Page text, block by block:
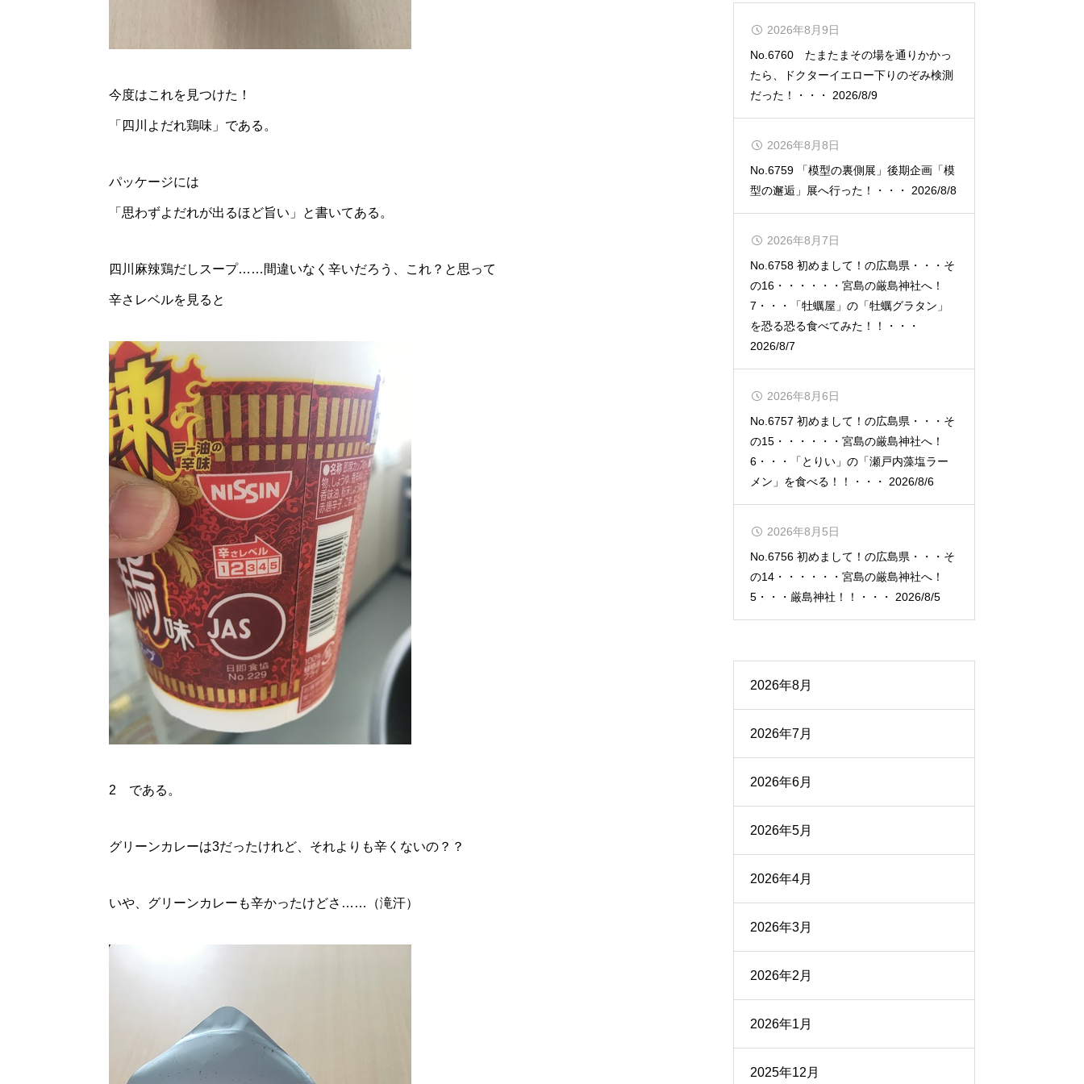
今度はこれを見つけた！
「四川よだれ鶏味」である。
パッケージには
「思わずよだれが出るほど旨い」と書いてある。
四川麻辣鶏だしスープ……間違いなく辛いだろう、これ？と思って
辛さレベルを見ると
2 である。
グリーンカレーは3だったけれど、それよりも辛くないの？？
いや、グリーンカレーも辛かったけどさ……（滝汗）
No.6760 たまたまその場を通りかかっ
たら、ドクターイエロー下りのぞみ検測
だった！・・・ 2026/8/9
2026年8月9日
No.6759 「模型の裏側展」後期企画「模
型の邂逅」展へ行った！・・・ 2026/8/8
2026年8月8日
No.6758 初めまして！の広島県・・・そ
の16・・・・・・宮島の厳島神社へ！
7・・・「牡蠣屋」の「牡蠣グラタン」
を恐る恐る食べてみた！！・・・
2026/8/7
2026年8月7日
No.6757 初めまして！の広島県・・・そ
の15・・・・・・宮島の厳島神社へ！
6・・・「とりい」の「瀬戸内藻塩ラー
メン」を食べる！！・・・ 2026/8/6
2026年8月6日
No.6756 初めまして！の広島県・・・そ
の14・・・・・・宮島の厳島神社へ！
5・・・厳島神社！！・・・ 2026/8/5
2026年8月5日
2026年8月
2026年7月
2026年6月
2026年5月
2026年4月
2026年3月
2026年2月
2026年1月
2025年12月